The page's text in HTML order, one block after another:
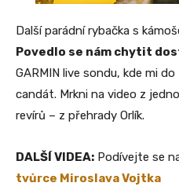
Další parádní rybačka s
Povedlo se nám chytit
GARMIN live sondu, kde mi
candát. Mrkni na video z
revírů – z přehrady Orlík.
DALŠÍ VIDEA: Podívejte se
tvůrce Miroslava Vojtka